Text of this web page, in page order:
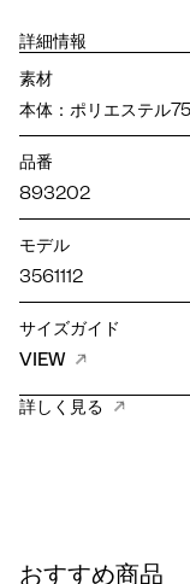
詳細情報
素材
本体：ポリエステ
品番
893202
モデル
3561112
サイズガイド
VIEW
詳しく見る
おすすめ商品